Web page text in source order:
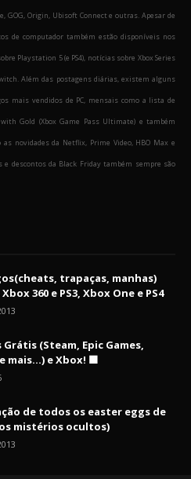
GOG, Origin, Ubisoft Connect e outras. Apesar de
de computador também estão disponíveis nos
Playstation 5 (e PS4), notícias sobre Xbox Series
Além das postagens diárias, existem alguns
mais vendidos de PC, mensais como a lista de
Gold (Xbox Game Pass Ultimate) e também
novidades da Netflix, Prime Video, HBO Max e
descontos da Black Friday também sempre são
trapaças, manhas)
360 e PS3, Xbox One e PS4
(Steam, Epic Games,
mais...) e Xbox! 🟩
de todos os easter eggs de
mistérios ocultos)